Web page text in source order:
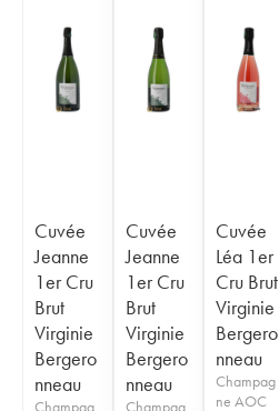
Cuvée
Jeanne
1er Cru
Brut
Virginie
Bergero
nneau
Champag
Cuvée
Jeanne
1er Cru
Brut
Virginie
Bergero
nneau
Champag
Cuvée
Léa 1er
Cru Brut
Virginie
Bergero
nneau
Champag
ne AOC